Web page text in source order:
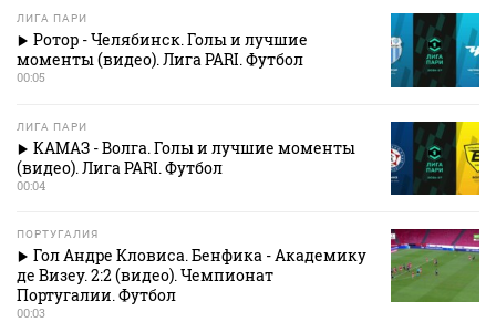
ЛИГА ПАРИ
Ротор - Челябинск. Голы и лучшие
моменты (видео). Лига PARI. Футбол
00:05
ЛИГА ПАРИ
КАМАЗ - Волга. Голы и лучшие моменты
(видео). Лига PARI. Футбол
00:04
ПОРТУГАЛИЯ
Гол Андре Кловиса. Бенфика - Академику
де Визеу. 2:2 (видео). Чемпионат
Португалии. Футбол
00:03